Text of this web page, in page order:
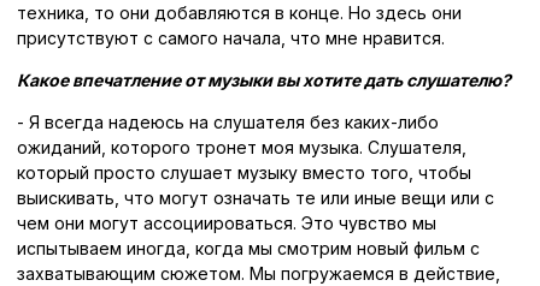
техника, то они добавляются в конце. Но здесь они
присутствуют с самого начала, что мне нравится.
Какое впечатление от музыки вы хотите дать слушателю?
- Я всегда надеюсь на слушателя без каких-либо
ожиданий, которого тронет моя музыка. Слушателя,
который просто слушает музыку вместо того, чтобы
выискивать, что могут означать те или иные вещи или с
чем они могут ассоциироваться. Это чувство мы
испытываем иногда, когда мы смотрим новый фильм с
захватывающим сюжетом. Мы погружаемся в действие,